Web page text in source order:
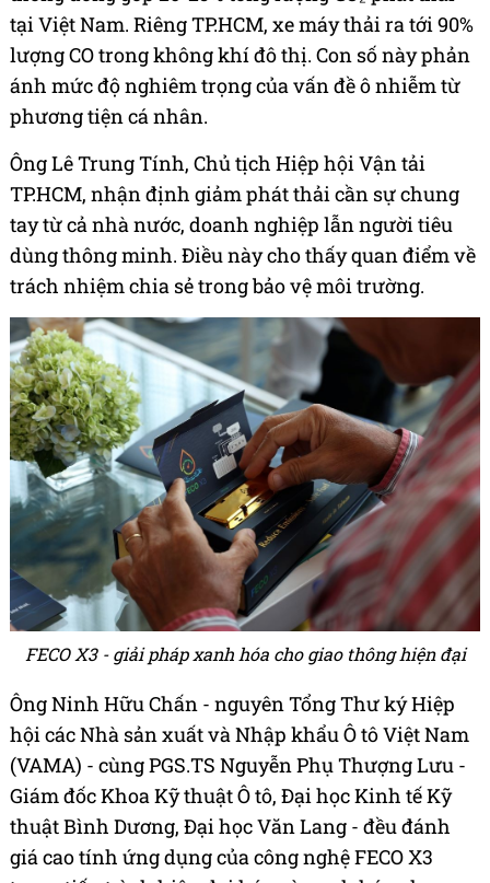
tại Việt Nam. Riêng TP.HCM, xe máy thải ra tới 90%
lượng CO trong không khí đô thị. Con số này phản
ánh mức độ nghiêm trọng của vấn đề ô nhiễm từ
phương tiện cá nhân.
Ông Lê Trung Tính, Chủ tịch Hiệp hội Vận tải
TP.HCM, nhận định giảm phát thải cần sự chung
tay từ cả nhà nước, doanh nghiệp lẫn người tiêu
dùng thông minh. Điều này cho thấy quan điểm về
trách nhiệm chia sẻ trong bảo vệ môi trường.
FECO X3 - giải pháp xanh hóa cho giao thông hiện đại
Ông Ninh Hữu Chấn - nguyên Tổng Thư ký Hiệp
hội các Nhà sản xuất và Nhập khẩu Ô tô Việt Nam
(VAMA) - cùng PGS.TS Nguyễn Phụ Thượng Lưu -
Giám đốc Khoa Kỹ thuật Ô tô, Đại học Kinh tế Kỹ
thuật Bình Dương, Đại học Văn Lang - đều đánh
giá cao tính ứng dụng của công nghệ FECO X3